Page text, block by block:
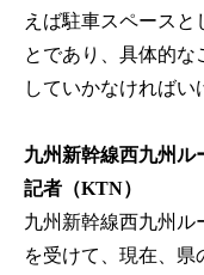
えば駐車スペースと
とであり、具体的
していかなければい
九州新幹線西九州ル
記者（KTN）
九州新幹線西九州ル
を受けて、現在、県